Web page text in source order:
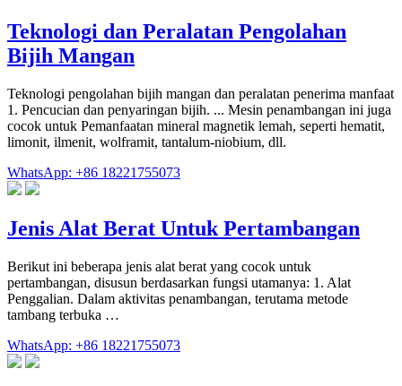
Teknologi dan Peralatan Pengolahan
Bijih Mangan
Teknologi pengolahan bijih mangan dan peralatan penerima manfaat
1. Pencucian dan penyaringan bijih. ... Mesin penambangan ini juga
cocok untuk Pemanfaatan mineral magnetik lemah, seperti hematit,
limonit, ilmenit, wolframit, tantalum-niobium, dll.
WhatsApp: +86 18221755073
Jenis Alat Berat Untuk Pertambangan
Berikut ini beberapa jenis alat berat yang cocok untuk
pertambangan, disusun berdasarkan fungsi utamanya: 1. Alat
Penggalian. Dalam aktivitas penambangan, terutama metode
tambang terbuka …
WhatsApp: +86 18221755073